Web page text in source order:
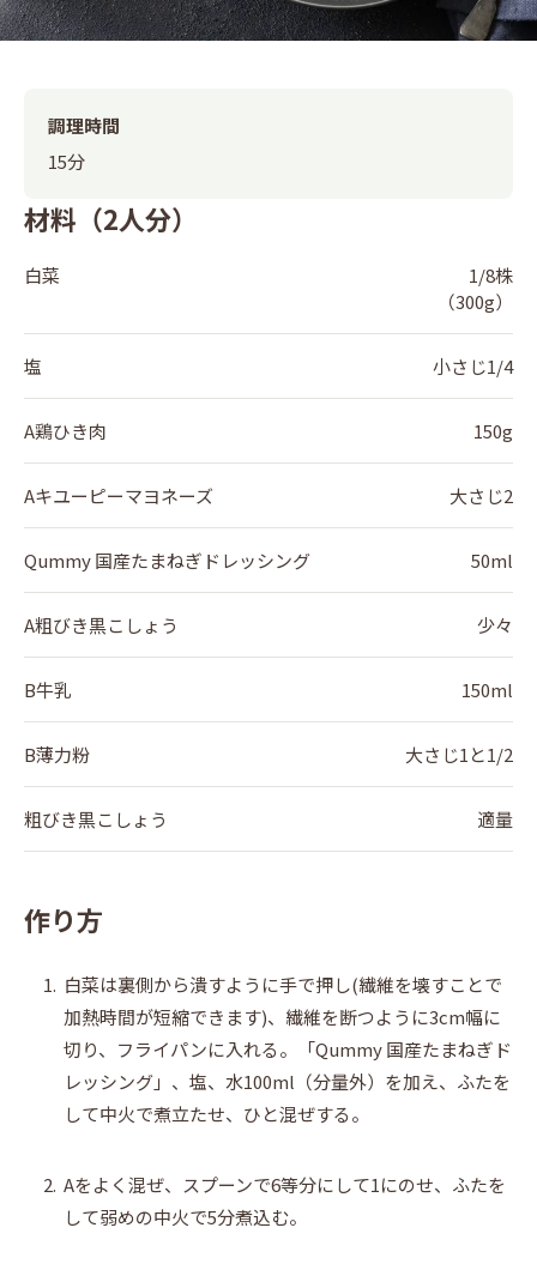
材料（2人分）
白菜
1/8株
（300g）
塩 小さじ1/4
A鶏ひき肉 150g
Aキユーピーマヨネーズ 大さじ2
Qummy 国産たまねぎドレッシング 50ml
A粗びき黒こしょう 少々
B牛乳 150ml
B薄力粉 大さじ1と1/2
粗びき黒こしょう 適量
作り方
1. 白菜は裏側から潰すように手で押し(繊維を壊すことで
加熱時間が短縮できます)、繊維を断つように3cm幅に
切り、フライパンに入れる。「Qummy 国産たまねぎド
レッシング」、塩、水100ml（分量外）を加え、ふたを
して中火で煮立たせ、ひと混ぜする。
2. Aをよく混ぜ、スプーンで6等分にして1にのせ、ふたを
して弱めの中火で5分煮込む。
調理時間
15分